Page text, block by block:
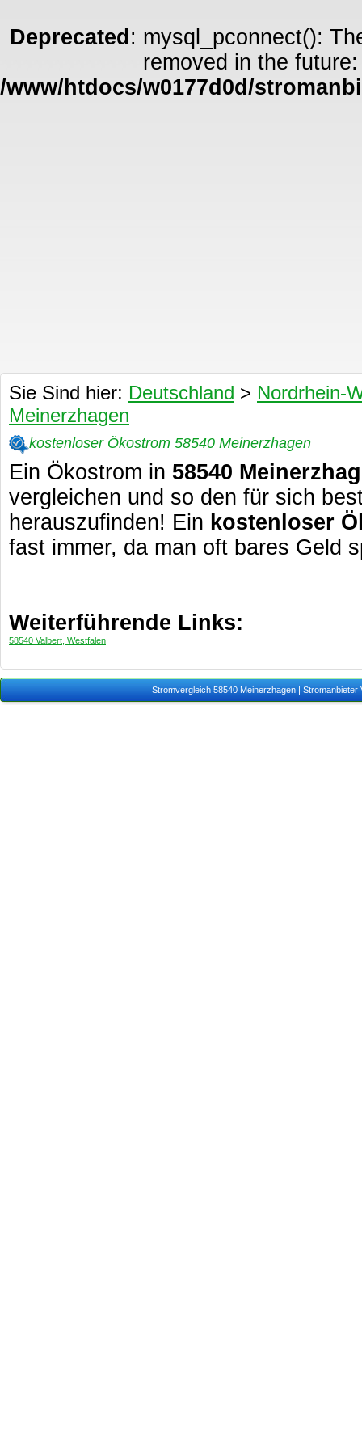
Deprecated : mysql_pconnect():
removed in the
/www/htdocs/w0177d0d/
Sie Sind hier: Deutschland > Nordrhein-
Meinerzhagen
kostenloser Ökostrom 58540 Meinerzhagen
Ein Ökostrom in 58540
vergleichen und so den für sich
herauszufinden! Ein kostenloser
fast immer, da man oft bares Geld
Weiterführende Links:
58540 Valbert, Westfalen
Stromvergleich 58540 Meinerzhagen | Stromanbieter